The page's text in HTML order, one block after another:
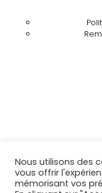
Nous utilisons des
vous offrir
mémorisant vos